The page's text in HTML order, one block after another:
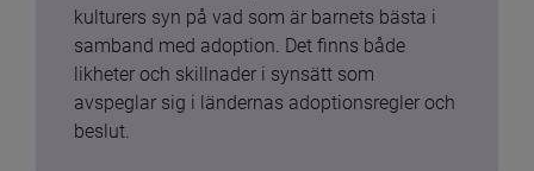
kulturers syn på vad som är barnets bästa i
samband med adoption. Det finns både
likheter och skillnader i synsätt som
avspeglar sig i ländernas adoptionsregler och
beslut.